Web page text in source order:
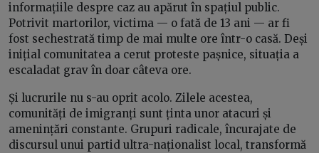
informațiile despre caz au apărut în spațiul public.
Potrivit martorilor, victima — o fată de 13 ani — ar fi
fost sechestrată timp de mai multe ore într-o casă. Deși
inițial comunitatea a cerut proteste pașnice, situația a
escaladat grav în doar câteva ore.
Și lucrurile nu s-au oprit acolo. Zilele acestea,
comunități de imigranți sunt ținta unor atacuri și
amenințări constante. Grupuri radicale, încurajate de
discursul unui partid ultra-naționalist local, transformă